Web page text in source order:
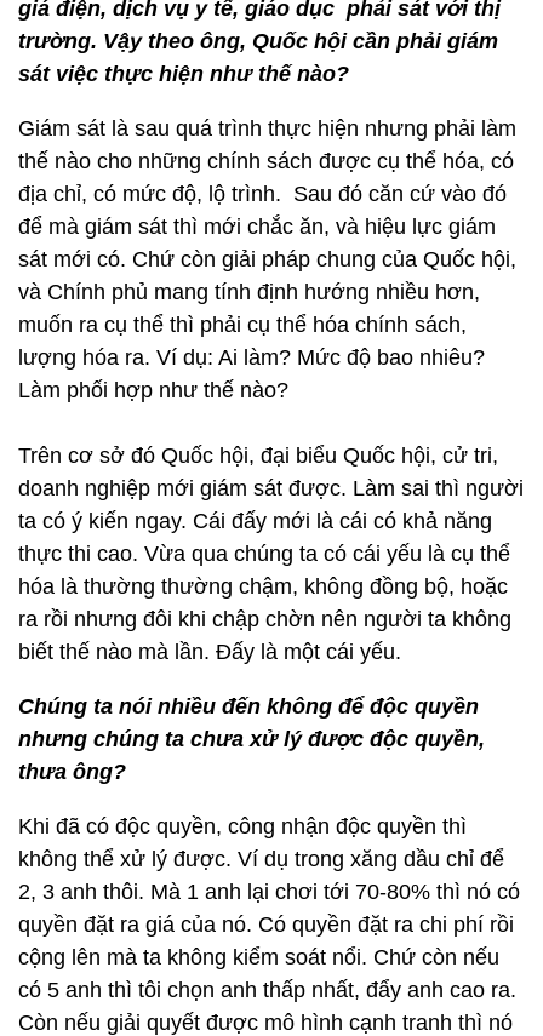
giá điện, dịch vụ y tế, giáo dục phải sát với thị
trường. Vậy theo ông, Quốc hội cần phải giám
sát việc thực hiện như thế nào?
Giám sát là sau quá trình thực hiện nhưng phải làm
thế nào cho những chính sách được cụ thể hóa, có
địa chỉ, có mức độ, lộ trình. Sau đó căn cứ vào đó
để mà giám sát thì mới chắc ăn, và hiệu lực giám
sát mới có. Chứ còn giải pháp chung của Quốc hội,
và Chính phủ mang tính định hướng nhiều hơn,
muốn ra cụ thể thì phải cụ thể hóa chính sách,
lượng hóa ra. Ví dụ: Ai làm? Mức độ bao nhiêu?
Làm phối hợp như thế nào?
Trên cơ sở đó Quốc hội, đại biểu Quốc hội, cử tri,
doanh nghiệp mới giám sát được. Làm sai thì người
ta có ý kiến ngay. Cái đấy mới là cái có khả năng
thực thi cao. Vừa qua chúng ta có cái yếu là cụ thể
hóa là thường thường chậm, không đồng bộ, hoặc
ra rồi nhưng đôi khi chập chờn nên người ta không
biết thế nào mà lần. Đấy là một cái yếu.
Chúng ta nói nhiều đến không để độc quyền
nhưng chúng ta chưa xử lý được độc quyền,
thưa ông?
Khi đã có độc quyền, công nhận độc quyền thì
không thể xử lý được. Ví dụ trong xăng dầu chỉ để
2, 3 anh thôi. Mà 1 anh lại chơi tới 70-80% thì nó có
quyền đặt ra giá của nó. Có quyền đặt ra chi phí rồi
cộng lên mà ta không kiểm soát nổi. Chứ còn nếu
có 5 anh thì tôi chọn anh thấp nhất, đẩy anh cao ra.
Còn nếu giải quyết được mô hình cạnh tranh thì nó